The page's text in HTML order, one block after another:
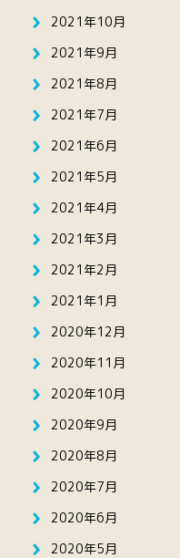
2021年10月
2021年9月
2021年8月
2021年7月
2021年6月
2021年5月
2021年4月
2021年3月
2021年2月
2021年1月
2020年12月
2020年11月
2020年10月
2020年9月
2020年8月
2020年7月
2020年6月
2020年5月